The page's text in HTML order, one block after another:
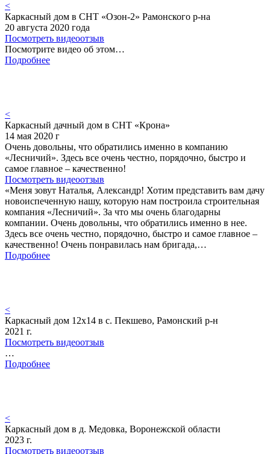
<
Каркасный дом в СНТ «Озон-2» Рамонского р-на
20 августа 2020 года
Посмотреть видеоотзыв
Посмотрите видео об этом…
Подробнее
<
Каркасный дачный дом в СНТ «Крона»
14 мая 2020 г
Очень довольны, что обратились именно в компанию
«Лесничий». Здесь все очень честно, порядочно, быстро и
самое главное – качественно!
Посмотреть видеоотзыв
«Меня зовут Наталья, Александр! Хотим представить вам дачу
новоиспеченную нашу, которую нам построила строительная
компания «Лесничий». За что мы очень благодарны
компании. Очень довольны, что обратились именно в нее.
Здесь все очень честно, порядочно, быстро и самое главное –
качественно! Очень понравилась нам бригада,…
Подробнее
<
Каркасный дом 12х14 в с. Пекшево, Рамонский р-н
2021 г.
Посмотреть видеоотзыв
…
Подробнее
<
Каркасный дом в д. Медовка, Воронежской области
2023 г.
Посмотреть видеоотзыв